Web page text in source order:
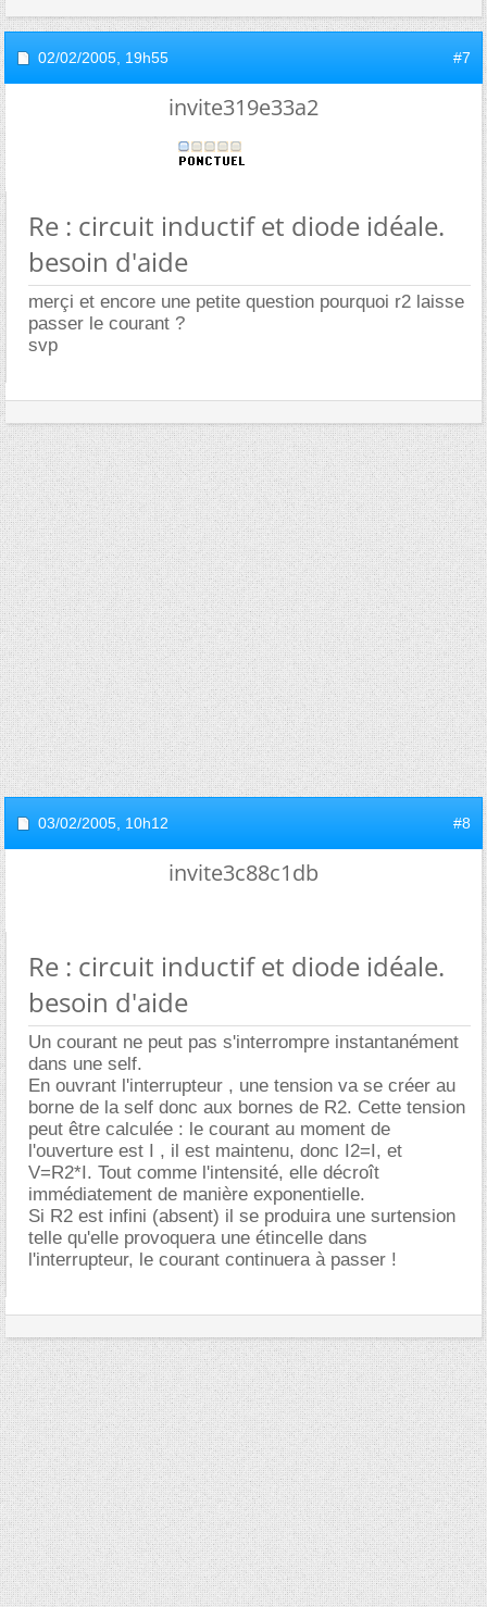
02/02/2005, 19h55 #7
invite319e33a2
Re : circuit inductif et diode idéale.
besoin d'aide
merçi et encore une petite question pourquoi r2 laisse
passer le courant ?
svp
03/02/2005, 10h12 #8
invite3c88c1db
Re : circuit inductif et diode idéale.
besoin d'aide
Un courant ne peut pas s'interrompre instantanément
dans une self.
En ouvrant l'interrupteur , une tension va se créer au
borne de la self donc aux bornes de R2. Cette tension
peut être calculée : le courant au moment de
l'ouverture est I , il est maintenu, donc I2=I, et
V=R2*I. Tout comme l'intensité, elle décroît
immédiatement de manière exponentielle.
Si R2 est infini (absent) il se produira une surtension
telle qu'elle provoquera une étincelle dans
l'interrupteur, le courant continuera à passer !